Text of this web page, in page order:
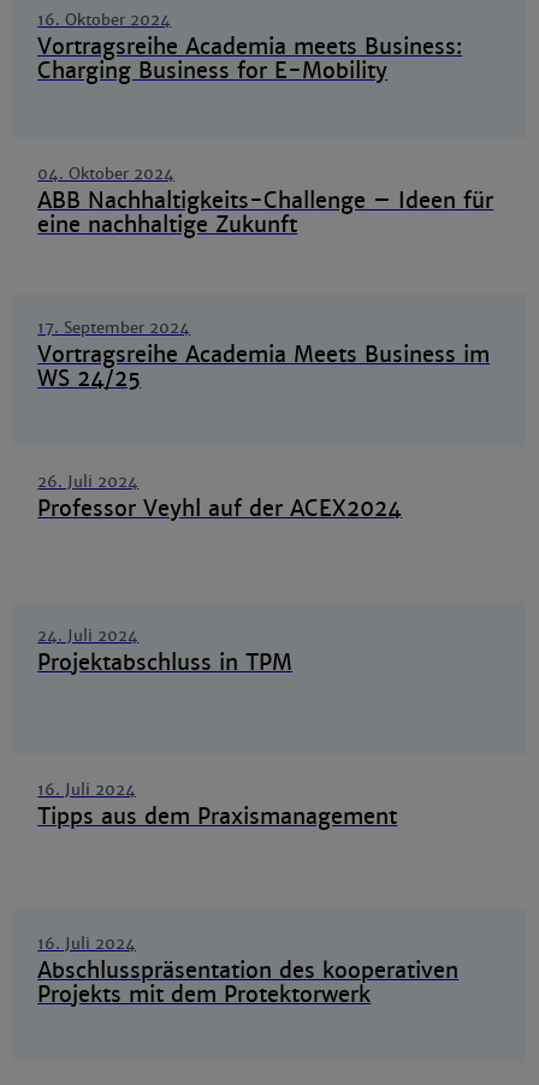
16. Oktober 2024
Vortragsreihe Academia meets Business:
Charging Business for E-Mobility
04. Oktober 2024
ABB Nachhaltigkeits-Challenge – Ideen für
eine nachhaltige Zukunft
17. September 2024
Vortragsreihe Academia Meets Business im
WS 24/25
26. Juli 2024
Professor Veyhl auf der ACEX2024
24. Juli 2024
Projektabschluss in TPM
16. Juli 2024
Tipps aus dem Praxismanagement
16. Juli 2024
Abschlusspräsentation des kooperativen
Projekts mit dem Protektorwerk